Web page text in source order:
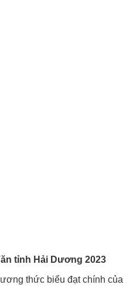
tỉnh Hải Dương 2023
thức biểu đạt chính của